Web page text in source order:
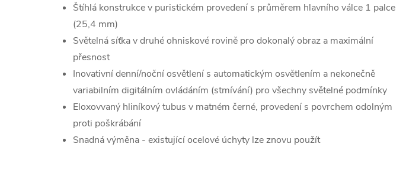
Štíhlá konstrukce v puristickém provedení s průměrem hlavního válce 1 palce
(25,4 mm)
Světelná síťka v druhé ohniskové rovině pro dokonalý obraz a maximální
přesnost
Inovativní denní/noční osvětlení s automatickým osvětlením a nekonečně
variabilním digitálním ovládáním (stmívání) pro všechny světelné podmínky
Eloxovvaný hliníkový tubus v matném černé, provedení s povrchem odolným
proti poškrábání
Snadná výměna - existující ocelové úchyty lze znovu použít